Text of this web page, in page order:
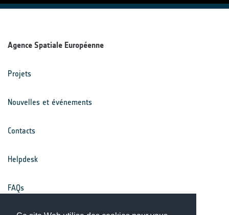
Agence Spatiale Européenne
Projets
Nouvelles et événements
Contacts
Helpdesk
FAQs